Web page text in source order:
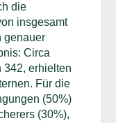
die
insgesamt
genauer
Circa
342, erhielten
Für die
(50%)
(30%),